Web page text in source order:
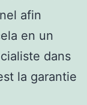
afin
en un
dans
la garantie